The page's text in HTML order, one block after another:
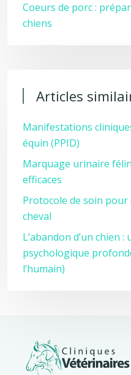
Coeurs de porc :
chiens
Articles
Manifestations
équin (PPID)
Marquage urinaire
efficaces
Protocole de soin
cheval
L’abandon d’un chien :
psychologique
l’humain)